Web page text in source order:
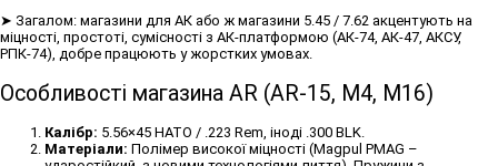
➤ Загалом: магазини для АК або ж магазини 5.45 / 7.62 акцентують на
міцності, простоті, сумісності з АК-платформою (АК-74, АК-47, АКСУ,
РПК-74), добре працюють у жорстких умовах.
Особливості магазина AR (AR-15, М4, М16)
Калібр: 5.56×45 НАТО / .223 Rem, іноді .300 BLK.
Матеріали: Полімер високої міцності (Magpul PMAG –